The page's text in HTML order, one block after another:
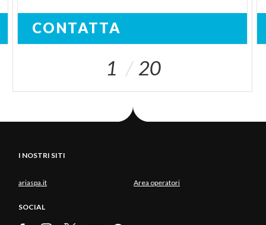
CONTATTA
1 20
I NOSTRI SITI
ariaspa.it Area operatori
SOCIAL